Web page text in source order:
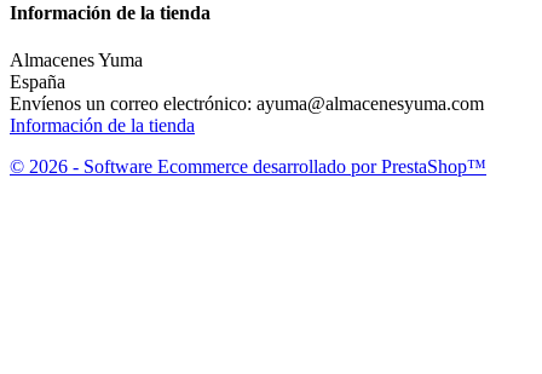
Información de la tienda
Almacenes Yuma
España
Envíenos un correo electrónico: ayuma@almacenesyuma.com
Información de la tienda
© 2026 - Software Ecommerce desarrollado por PrestaShop™